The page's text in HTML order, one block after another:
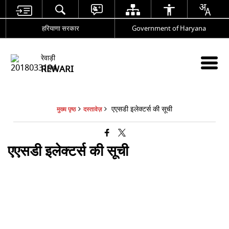
हरियाणा सरकार Government of Haryana
रेवाड़ी
REWARI
मुख्य पृष्ठ दस्तावेज़ एएसडी इलेक्टर्स की सूची
एएसडी इलेक्टर्स की सूची